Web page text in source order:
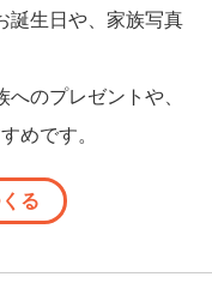
誕生日や、家族写真
のプレゼントや、
めです。
る